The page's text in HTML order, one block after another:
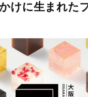
けに生まれた